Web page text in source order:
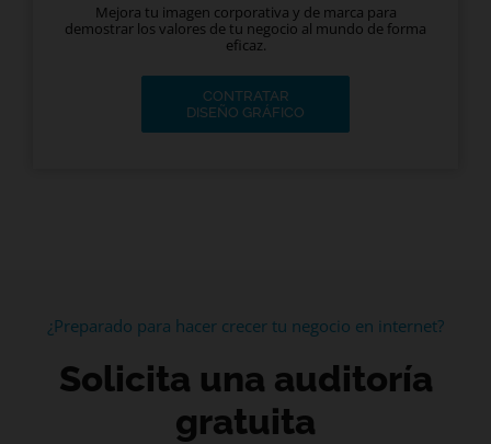
Mejora tu imagen corporativa y de marca para
demostrar los valores de tu negocio al mundo de forma
eficaz.
CONTRATAR
DISEÑO GRÁFICO
¿Preparado para hacer crecer tu negocio en internet?
Solicita una auditoría
gratuita